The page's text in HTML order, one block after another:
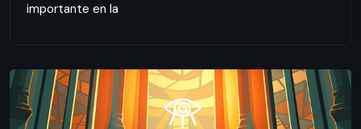
importante en la